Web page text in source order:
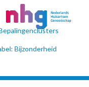
Bijzonderheid